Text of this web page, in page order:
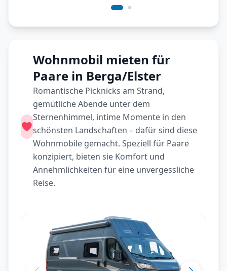
Wohnmobil mieten für
Paare in Berga/Elster
Romantische Picknicks am Strand,
gemütliche Abende unter dem
Sternenhimmel, intime Momente in den
schönsten Landschaften – dafür sind diese
Wohnmobile gemacht. Speziell für Paare
konzipiert, bieten sie Komfort und
Annehmlichkeiten für eine unvergessliche
Reise.